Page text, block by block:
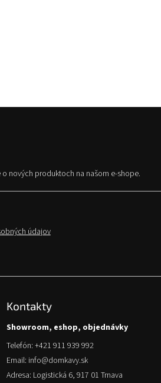
nových produktoch na našom e-shope.
údajov
Kontakty
Showroom, eshop, objednávky
Telefón: +421 911 939 992
Email: info@domkavy.sk
Adresa: Logistická 6, 917 01 Trnava